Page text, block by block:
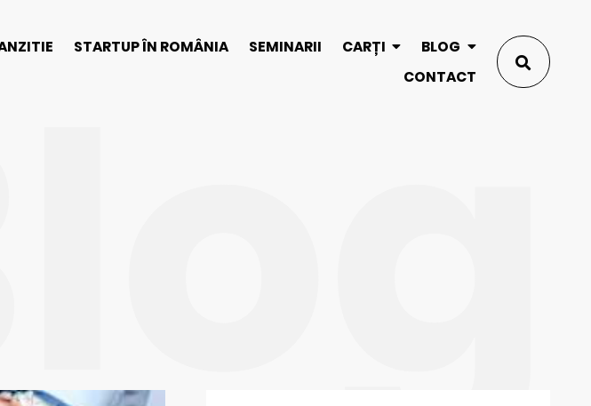
STARTUP ÎN ROMÂNIA SEMINARII CARȚI
BLOG
CONTACT